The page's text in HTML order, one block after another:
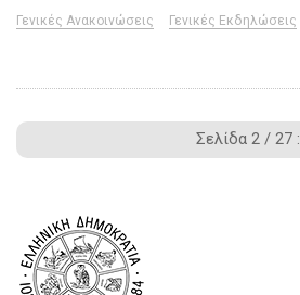
Γενικές Ανακοινώσεις Γενικές Εκδηλώσεις
Σελίδα 2 / 27 :